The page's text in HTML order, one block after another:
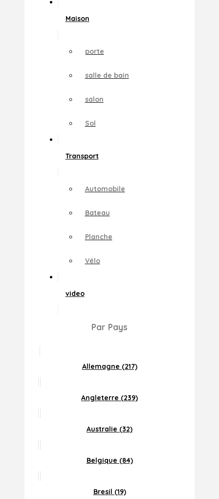
Maison
porte
salle de bain
salon
Sol
Transport
Automobile
Bateau
Planche
Vélo
video
Par Pays
Allemagne (217)
Angleterre (239)
Australie (32)
Belgique (84)
Bresil (19)